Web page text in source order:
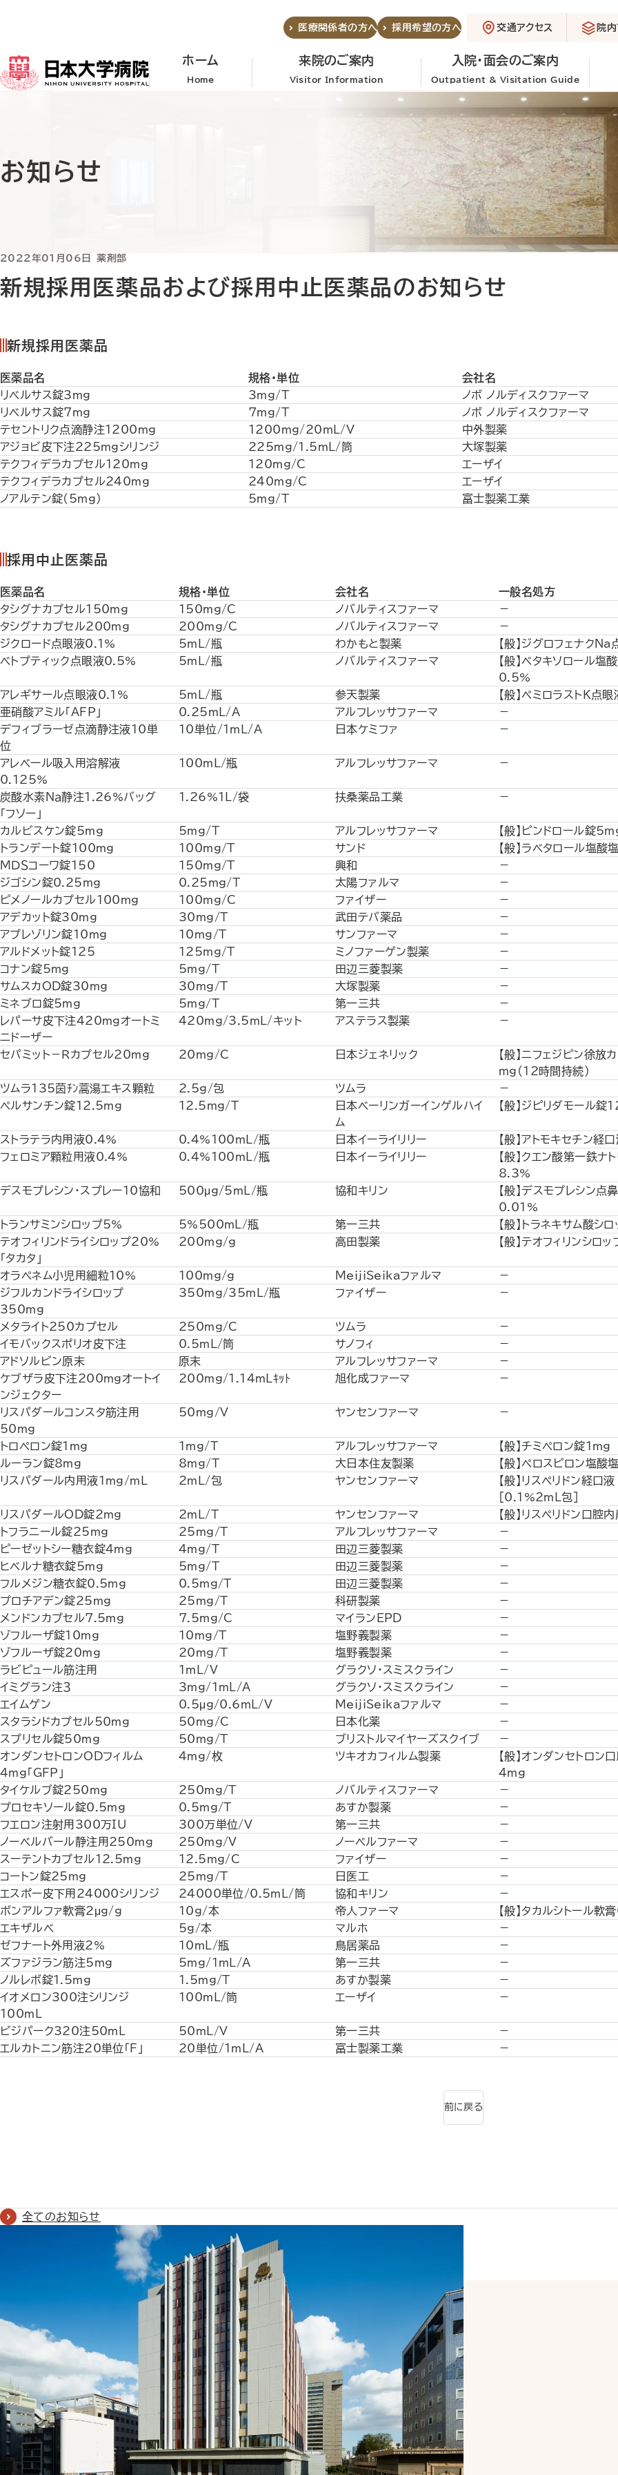
ホーム
Home
来院のご案内
Visitor Information
入院・面会のご案内
Outpatient & Visitation Guide
医療関係者の方へ 採用希望の方へ 交通アクセス 院
お知らせ
新規採用医薬品および採用中止医薬品のお知らせ
2022年01月06日 薬剤部
新規採用医薬品
医薬品名 規格・単位
会社名
リベルサス錠3mg
3mg/T
ノボ ノルディスクファーマ
リベルサス錠7mg
7mg/T
ノボ ノルディスクファーマ
テセントリク点滴静注1200mg
1200mg/20mL/V
中外製薬
アジョビ皮下注225mgシリンジ
225mg/1.5mL/筒
大塚製薬
テクフィデラカプセル120mg
120mg/C
エーザイ
テクフィデラカプセル240mg
240mg/C
エーザイ
ノアルテン錠(5mg)
5mg/T 富士製薬工業
採用中止医薬品
医薬品名 規格・単位 会社名
一般名処方
タシグナカプセル150mg
150mg/C ノバルティスファーマ
－
タシグナカプセル200mg
200mg/C ノバルティスファーマ
－
ジクロード点眼液0.1%
5mL/瓶 わかもと製薬
【般】ジグロフェナク
ベトプティック点眼液0.5%
5mL/瓶 ノバルティスファーマ
【般】ベタキソロール塩
0.5%
アレギサール点眼液0.1%
5mL/瓶 参天製薬
【般】ペミロラストK点
亜硝酸アミル「AFP」
0.25mL/A アルフレッサファーマ
－
デフィブラーゼ点滴静注液10単
位
10単位/1mL/A 日本ケミファ －
アレベール吸入用溶解液
0.125%
100mL/瓶 アルフレッサファーマ －
炭酸水素Ｎａ静注1.26%バッグ
「フソー」
1.26%1L/袋 扶桑薬品工業 －
カルビスケン錠5mg 5mg/T アルフレッサファーマ
【般】ピンドロール錠5ｍ
トランデート錠100mg
100mg/T サンド
【般】ラベタロール塩
ＭＤＳコーワ錠150
150mg/T 興和
－
ジゴシン錠0.25mg
0.25mg/T 太陽ファルマ
－
ピメノールカプセル100mg
100mg/C ファイザー
－
アデカット錠30mg
30mg/T 武田テバ薬品
－
アプレゾリン錠10mg
10mg/T サンファーマ
－
アルドメット錠125
125mg/T ミノファーゲン製薬
－
コナン錠5mg
5mg/T 田辺三菱製薬
－
サムスカOD錠30mg
30mg/T 大塚製薬
－
ミネブロ錠5mg
5mg/T 第一三共
－
レパーサ皮下注420mgオートミ
ニドーザー
420mg/3.5mL/キット アステラス製薬 －
セパミット－Ｒカプセル20mg 20mg/C 日本ジェネリック
【般】ニフェジピン徐放
ｍｇ(12時間持続)
ツムラ135茵ﾁﾝ蒿湯エキス顆粒
2.5g/包 ツムラ
－
ペルサンチン錠12.5mg
12.5mg/T
日本ベーリンガーインゲルハイ
ム
【般】ジピリダモール
ストラテラ内用液0.4% 0.4%100mL/瓶 日本イーライリリー
【般】アトモキセチン経
フェロミア顆粒用液0.4%
0.4%100mL/瓶 日本イーライリリー
【般】クエン酸第一鉄ナ
8.3%
デスモプレシン・スプレー10協和
500μg/5mL/瓶 協和キリン
【般】デスモプレシン点
0.01%
トランサミンシロップ5%
5%500mL/瓶 第一三共
【般】トラネキサム酸シ
テオフィリンドライシロップ20%
「タカタ」
200mg/g 高田製薬 【般】テオフィリンシロ
オラペネム小児用細粒10% 100mg/g MeijiSeikaファルマ
－
ジフルカンドライシロップ
350mg
350mg/35mL/瓶 ファイザー －
メタライト250カプセル 250mg/C ツムラ
－
イモバックスポリオ皮下注
0.5mL/筒 サノフィ
－
アドソルビン原末
原末 アルフレッサファーマ
－
ケブザラ皮下注200mgオートイ
ンジェクター
200mg/1.14mLｷｯﾄ 旭化成ファーマ －
リスパダールコンスタ筋注用
50mg
50mg/V ヤンセンファーマ －
トロペロン錠1mg 1mg/T アルフレッサファーマ
【般】チミペロン錠1mg
ルーラン錠8mg
8mg/T 大日本住友製薬
【般】ペロスピロン塩
リスパダール内用液1mg/mL
2mL/包 ヤンセンファーマ
【般】リスペリドン経口液
[0.1%2mL包]
リスパダールOD錠2mg
2mL/T ヤンセンファーマ
【般】リスペリドン口腔
トフラニール錠25mg
25mg/T アルフレッサファーマ
－
ピーゼットシー糖衣錠4mg
4mg/T 田辺三菱製薬
－
ヒベルナ糖衣錠5mg
5mg/T 田辺三菱製薬
－
フルメジン糖衣錠0.5mg
0.5mg/T 田辺三菱製薬
－
プロチアデン錠25mg
25mg/T 科研製薬
－
メンドンカプセル7.5mg
7.5mg/C マイランEPD
－
ゾフルーザ錠10mg
10mg/T 塩野義製薬
－
ゾフルーザ錠20mg
20mg/T 塩野義製薬
－
ラビピュール筋注用
1mL/V グラクソ・スミスクライン
－
イミグラン注３
3mg/1mL/A グラクソ・スミスクライン
－
エイムゲン
0.5μg/0.6mL/V MeijiSeikaファルマ
－
スタラシドカプセル50mg
50mg/C 日本化薬
－
スプリセル錠50mg
50mg/T ブリストルマイヤーズスクイブ
－
オンダンセトロンODフィルム
4mg｢GFP｣
4mg/枚 ツキオカフィルム製薬
【般】オンダンセトロン
4mg
タイケルブ錠250mg
250mg/T ノバルティスファーマ
－
プロセキソール錠0.5mg
0.5mg/T あすか製薬
－
フエロン注射用300万IU
300万単位/V 第一三共
－
ノーベルバール静注用250mg
250mg/V ノーベルファーマ
－
スーテントカプセル12.5mg
12.5mg/C ファイザー
－
コートン錠25mg
25mg/T 日医工
－
エスポー皮下用24000シリンジ
24000単位/0.5mL/筒 協和キリン
－
ボンアルファ軟膏2μg/g
10g/本 帝人ファーマ
【般】タカルシトール
エキザルベ
5g/本 マルホ
－
ゼフナート外用液2%
10mL/瓶 鳥居薬品
－
ズファジラン筋注5mg
5mg/1mL/A 第一三共
－
ノルレボ錠1.5mg
1.5mg/T あすか製薬
－
イオメロン300注シリンジ
100mL
100mL/筒 エーザイ －
ビジパーク320注50mL 50mL/V 第一三共
－
エルカトニン筋注20単位｢F｣
20単位/1mL/A 富士製薬工業 －
前に戻る
全てのお知らせ